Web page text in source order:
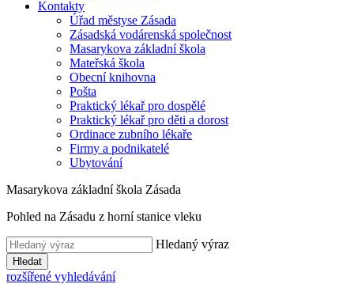
Kontakty
Úřad městyse Zásada
Zásadská vodárenská společnost
Masarykova základní škola
Mateřská škola
Obecní knihovna
Pošta
Praktický lékař pro dospělé
Praktický lékař pro děti a dorost
Ordinace zubního lékaře
Firmy a podnikatelé
Ubytování
Masarykova základní škola Zásada
Pohled na Zásadu z horní stanice vleku
Hledaný výraz
Hledat
rozšířené vyhledávání